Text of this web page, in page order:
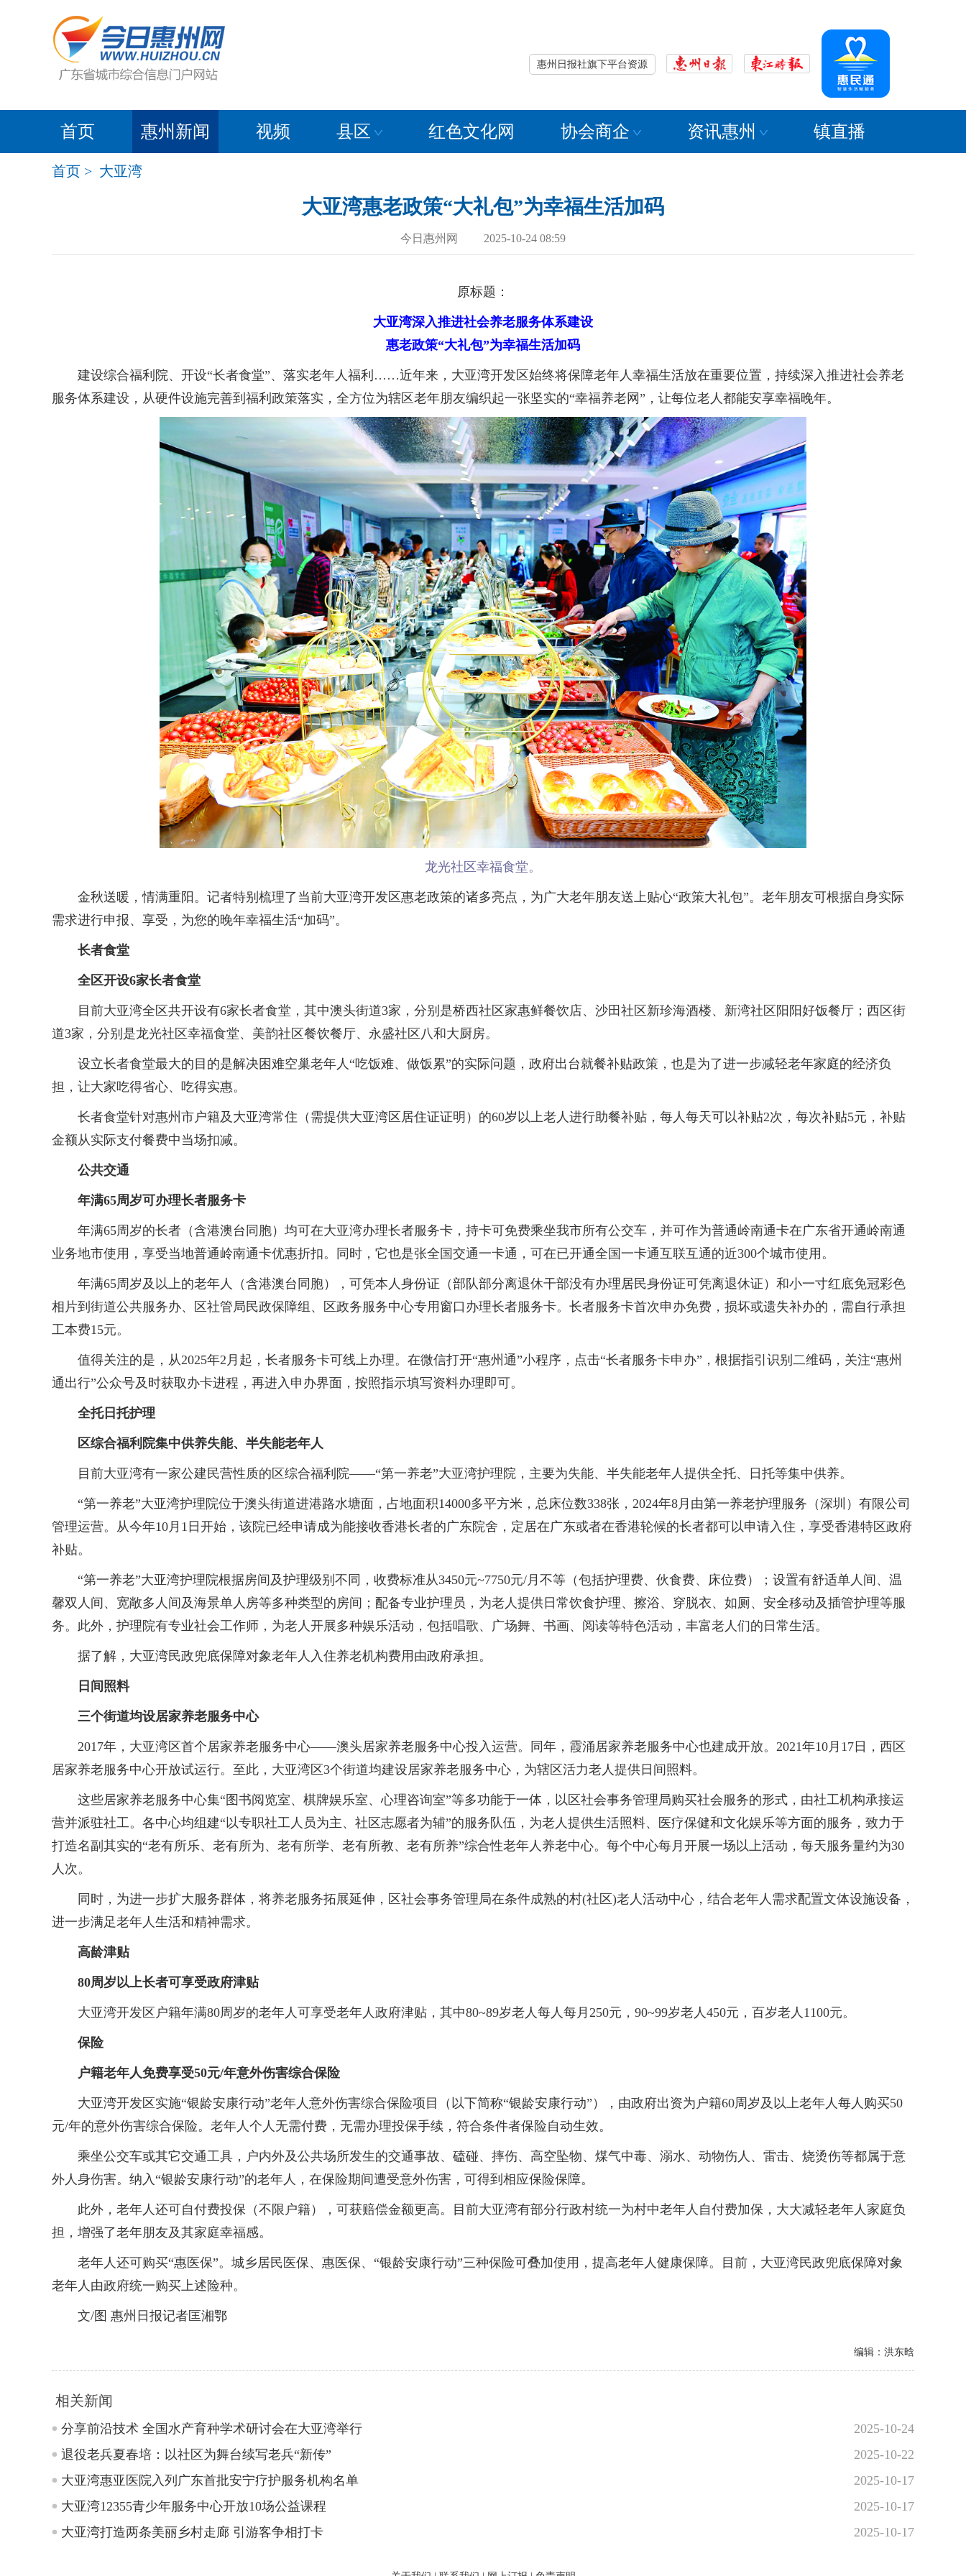
惠州日报社旗下平台资源
首页 惠州新闻 视频 县区 红色文化网 协会商企 资讯惠州 镇直播
首页 > 大亚湾
大亚湾惠老政策“大礼包”为幸福生活加码
今日惠州网 2025-10-24 08:59
原标题：
大亚湾深入推进社会养老服务体系建设
惠老政策“大礼包”为幸福生活加码
建设综合福利院、开设“长者食堂”、落实老年人福利……近年来，大亚湾开发区始终将保障老年人幸福生活放在重要位置，持续深入推进社会养老
服务体系建设，从硬件设施完善到福利政策落实，全方位为辖区老年朋友编织起一张坚实的“幸福养老网”，让每位老人都能安享幸福晚年。
龙光社区幸福食堂。
金秋送暖，情满重阳。记者特别梳理了当前大亚湾开发区惠老政策的诸多亮点，为广大老年朋友送上贴心“政策大礼包”。老年朋友可根据自身实际
需求进行申报、享受，为您的晚年幸福生活“加码”。
长者食堂
全区开设6家长者食堂
目前大亚湾全区共开设有6家长者食堂，其中澳头街道3家，分别是桥西社区家惠鲜餐饮店、沙田社区新珍海酒楼、新湾社区阳阳好饭餐厅；西区街
道3家，分别是龙光社区幸福食堂、美韵社区餐饮餐厅、永盛社区八和大厨房。
设立长者食堂最大的目的是解决困难空巢老年人“吃饭难、做饭累”的实际问题，政府出台就餐补贴政策，也是为了进一步减轻老年家庭的经济负
担，让大家吃得省心、吃得实惠。
长者食堂针对惠州市户籍及大亚湾常住（需提供大亚湾区居住证证明）的60岁以上老人进行助餐补贴，每人每天可以补贴2次，每次补贴5元，补贴
金额从实际支付餐费中当场扣减。
公共交通
年满65周岁可办理长者服务卡
年满65周岁的长者（含港澳台同胞）均可在大亚湾办理长者服务卡，持卡可免费乘坐我市所有公交车，并可作为普通岭南通卡在广东省开通岭南通
业务地市使用，享受当地普通岭南通卡优惠折扣。同时，它也是张全国交通一卡通，可在已开通全国一卡通互联互通的近300个城市使用。
年满65周岁及以上的老年人（含港澳台同胞），可凭本人身份证（部队部分离退休干部没有办理居民身份证可凭离退休证）和小一寸红底免冠彩色
相片到街道公共服务办、区社管局民政保障组、区政务服务中心专用窗口办理长者服务卡。长者服务卡首次申办免费，损坏或遗失补办的，需自行承担
工本费15元。
值得关注的是，从2025年2月起，长者服务卡可线上办理。在微信打开“惠州通”小程序，点击“长者服务卡申办”，根据指引识别二维码，关注“惠州
通出行”公众号及时获取办卡进程，再进入申办界面，按照指示填写资料办理即可。
全托日托护理
区综合福利院集中供养失能、半失能老年人
目前大亚湾有一家公建民营性质的区综合福利院——“第一养老”大亚湾护理院，主要为失能、半失能老年人提供全托、日托等集中供养。
“第一养老”大亚湾护理院位于澳头街道进港路水塘面，占地面积14000多平方米，总床位数338张，2024年8月由第一养老护理服务（深圳）有限公司
管理运营。从今年10月1日开始，该院已经申请成为能接收香港长者的广东院舍，定居在广东或者在香港轮候的长者都可以申请入住，享受香港特区政府
补贴。
“第一养老”大亚湾护理院根据房间及护理级别不同，收费标准从3450元~7750元/月不等（包括护理费、伙食费、床位费）；设置有舒适单人间、温
馨双人间、宽敞多人间及海景单人房等多种类型的房间；配备专业护理员，为老人提供日常饮食护理、擦浴、穿脱衣、如厕、安全移动及插管护理等服
务。此外，护理院有专业社会工作师，为老人开展多种娱乐活动，包括唱歌、广场舞、书画、阅读等特色活动，丰富老人们的日常生活。
据了解，大亚湾民政兜底保障对象老年人入住养老机构费用由政府承担。
日间照料
三个街道均设居家养老服务中心
2017年，大亚湾区首个居家养老服务中心——澳头居家养老服务中心投入运营。同年，霞涌居家养老服务中心也建成开放。2021年10月17日，西区
居家养老服务中心开放试运行。至此，大亚湾区3个街道均建设居家养老服务中心，为辖区活力老人提供日间照料。
这些居家养老服务中心集“图书阅览室、棋牌娱乐室、心理咨询室”等多功能于一体，以区社会事务管理局购买社会服务的形式，由社工机构承接运
营并派驻社工。各中心均组建“以专职社工人员为主、社区志愿者为辅”的服务队伍，为老人提供生活照料、医疗保健和文化娱乐等方面的服务，致力于
打造名副其实的“老有所乐、老有所为、老有所学、老有所教、老有所养”综合性老年人养老中心。每个中心每月开展一场以上活动，每天服务量约为30
人次。
同时，为进一步扩大服务群体，将养老服务拓展延伸，区社会事务管理局在条件成熟的村(社区)老人活动中心，结合老年人需求配置文体设施设备，
进一步满足老年人生活和精神需求。
高龄津贴
80周岁以上长者可享受政府津贴
大亚湾开发区户籍年满80周岁的老年人可享受老年人政府津贴，其中80~89岁老人每人每月250元，90~99岁老人450元，百岁老人1100元。
保险
户籍老年人免费享受50元/年意外伤害综合保险
大亚湾开发区实施“银龄安康行动”老年人意外伤害综合保险项目（以下简称“银龄安康行动”），由政府出资为户籍60周岁及以上老年人每人购买50
元/年的意外伤害综合保险。老年人个人无需付费，无需办理投保手续，符合条件者保险自动生效。
乘坐公交车或其它交通工具，户内外及公共场所发生的交通事故、磕碰、摔伤、高空坠物、煤气中毒、溺水、动物伤人、雷击、烧烫伤等都属于意
外人身伤害。纳入“银龄安康行动”的老年人，在保险期间遭受意外伤害，可得到相应保险保障。
此外，老年人还可自付费投保（不限户籍），可获赔偿金额更高。目前大亚湾有部分行政村统一为村中老年人自付费加保，大大减轻老年人家庭负
担，增强了老年朋友及其家庭幸福感。
老年人还可购买“惠医保”。城乡居民医保、惠医保、“银龄安康行动”三种保险可叠加使用，提高老年人健康保障。目前，大亚湾民政兜底保障对象
老年人由政府统一购买上述险种。
文/图 惠州日报记者匡湘鄂
编辑：洪东晗
相关新闻
分享前沿技术 全国水产育种学术研讨会在大亚湾举行
2025-10-24
退役老兵夏春培：以社区为舞台续写老兵“新传”
2025-10-22
大亚湾惠亚医院入列广东首批安宁疗护服务机构名单
2025-10-17
大亚湾12355青少年服务中心开放10场公益课程
2025-10-17
大亚湾打造两条美丽乡村走廊 引游客争相打卡
2025-10-17